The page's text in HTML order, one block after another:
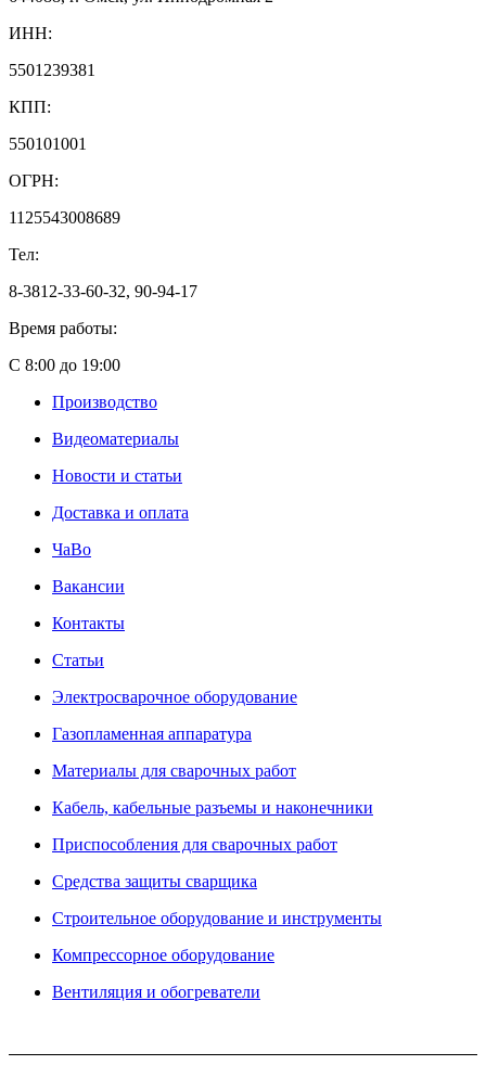
ИНН:
5501239381
КПП:
550101001
ОГРН:
1125543008689
Тел:
8-3812-33-60-32, 90-94-17
Время работы:
С 8:00 до 19:00
Производство
Видеоматериалы
Новости и статьи
Доставка и оплата
ЧаВо
Вакансии
Контакты
Статьи
Электросварочное оборудование
Газопламенная аппаратура
Материалы для сварочных работ
Кабель, кабельные разъемы и наконечники
Приспособления для сварочных работ
Средства защиты сварщика
Строительное оборудование и инструменты
Компрессорное оборудование
Вентиляция и обогреватели